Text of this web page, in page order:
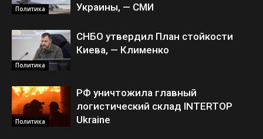
Политика
Украины, — СМИ
Политика
СНБО утвердил План стойкости
Киева, — Клименко
Политика
РФ уничтожила главный
логистический склад INTERTOP
Ukraine